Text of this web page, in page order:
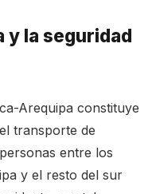
y la seguridad
Arequipa constituye
transporte de
entre los
y el resto del sur